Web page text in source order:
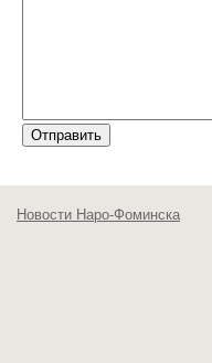
Новости Наро-Фоминска